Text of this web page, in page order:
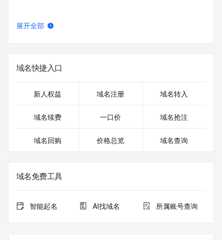
展开全部
域名快捷入口
新人权益 域名注册 域名转入
域名续费 一口价 域名抢注
域名回购 价格总览 域名查询
域名免费工具
智能起名 AI找域名 所属账号查询